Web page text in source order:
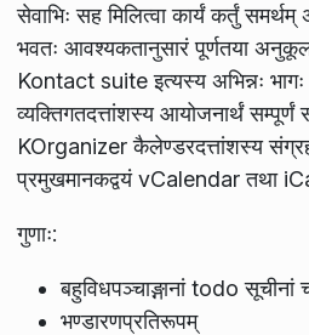
सेवाभिः सह मिलित्वा कार्यं कर्तुं
भवतः आवश्यकतानुसारं पूर्णतया
Kontact suite इत्यस्य अभिन्नः
व्यक्तिगतदत्तांशस्य आयोजनार्थं सम्पूर्णं
KOrganizer कैलेण्डरदत्तांशस्य
प्रमुखमानकद्वयं vCalendar तथा
गुणाः:
बहुविधपञ्चाङ्गानां todo सूचीनां
भण्डारणप्रतिरूपम्